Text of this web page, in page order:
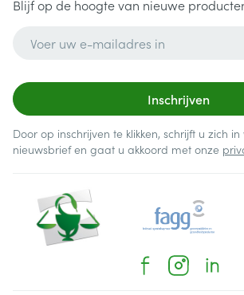
Blijf op de hoogte van nieuwe
Inschrijven
Door op inschrijven te klikken, schrijft u zich
nieuwsbrief en gaat u akkoord met onze